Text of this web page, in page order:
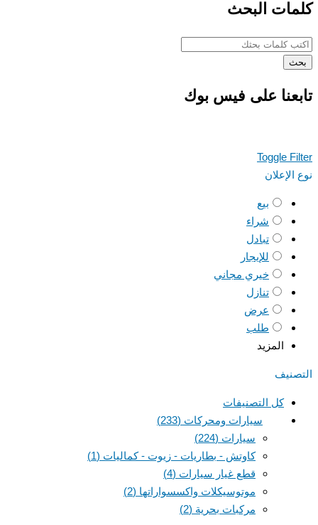
كلمات البحث
بحث
تابعنا على فيس بوك
Toggle Filter
نوع الإعلان
بيع
شراء
تبادل
للإيجار
خيري مجاني
تنازل
عرض
طلب
المزيد
التصنيف
كل التصنيفات
سيارات ومحركات (233)
سيارات (224)
كاوتش - بطاريات - زيوت - كماليات (1)
قطع غيار سيارات (4)
موتوسيكلات واكسسواراتها (2)
مركبات بحرية (2)